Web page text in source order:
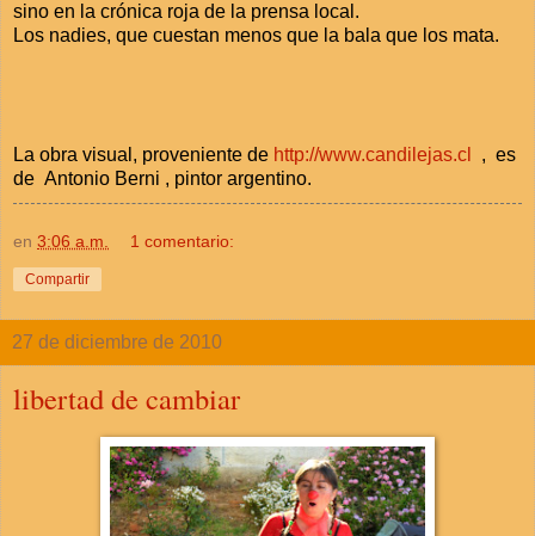
sino en la crónica roja de la prensa local.
Los nadies, que cuestan menos que la bala que los mata.
La obra visual, proveniente de http://www.candilejas.cl
, es
de Antonio Berni , pintor argentino.
en 3:06 a.m. 1 comentario:
Compartir
27 de diciembre de 2010
libertad de cambiar